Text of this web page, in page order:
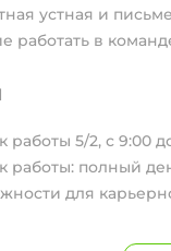
устная и
работать в
работы 5/2, с 9:00
работы: полный
для